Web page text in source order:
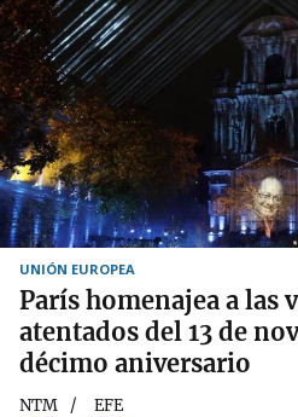
UNIÓN EUROPEA
París homenajea a las
atentados del 13 de
décimo aniversario
NTM EFE